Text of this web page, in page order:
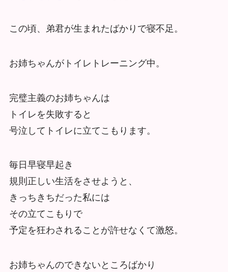
この頃、弟君が生まれたばかりで寝不足。
お姉ちゃんがトイレトレーニング中。
完璧主義のお姉ちゃんは
トイレを失敗すると
号泣してトイレに立てこもります。
毎日早寝早起き
規則正しい生活をさせようと、
きっちきちだった私には
その立てこもりで
予定を狂わされることが許せなくて激怒。
お姉ちゃんのできないところばかり